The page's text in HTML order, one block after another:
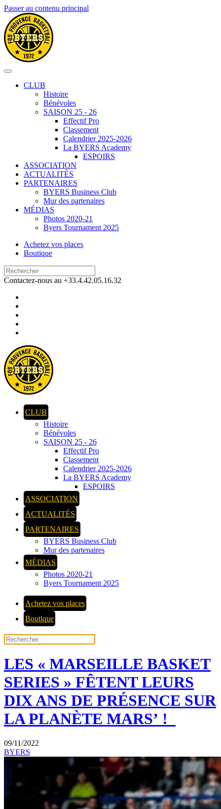
Passer au contenu principal
CLUB
Histoire
Bénévoles
SAISON 25 - 26
Effectif Pro
Classement
Calendrier 2025-2026
La BYERS Academy
ESPOIRS
ASSOCIATION
ACTUALITÉS
PARTENAIRES
BYERS Business Club
Mur des partenaires
MÉDIAS
Photos 2020-21
Byers Tournament 2025
Achetez vos places
Boutique
Contactez-nous au +33.4.42.05.16.32
CLUB
Histoire
Bénévoles
SAISON 25 - 26
Effectif Pro
Classement
Calendrier 2025-2026
La BYERS Academy
ESPOIRS
ASSOCIATION
ACTUALITÉS
PARTENAIRES
BYERS Business Club
Mur des partenaires
MÉDIAS
Photos 2020-21
Byers Tournament 2025
Achetez vos places
Boutique
LES « MARSEILLE BASKET
SERIES » FÊTENT LEURS
DIX ANS DE PRÉSENCE SUR
LA PLANÈTE MARS’ !
09/11/2022
BYERS